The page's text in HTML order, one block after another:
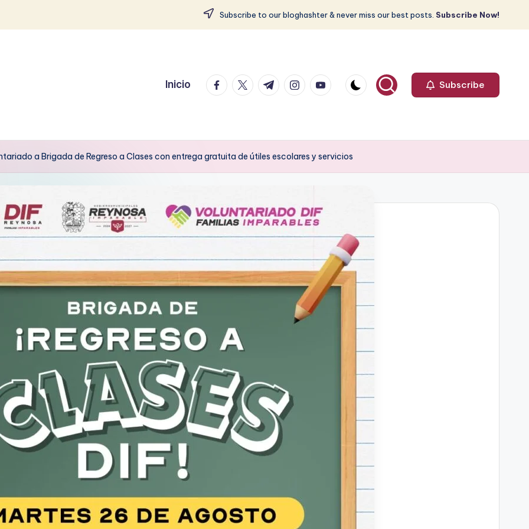
Subscribe to our bloghashter & never miss our best posts. Subscribe Now!
Inicio facebook.com
twitter.com
t.me instagram.com
youtube.com Subscribe
a Brigada de Regreso a Clases con entrega gratuita de útiles escolares y servicios